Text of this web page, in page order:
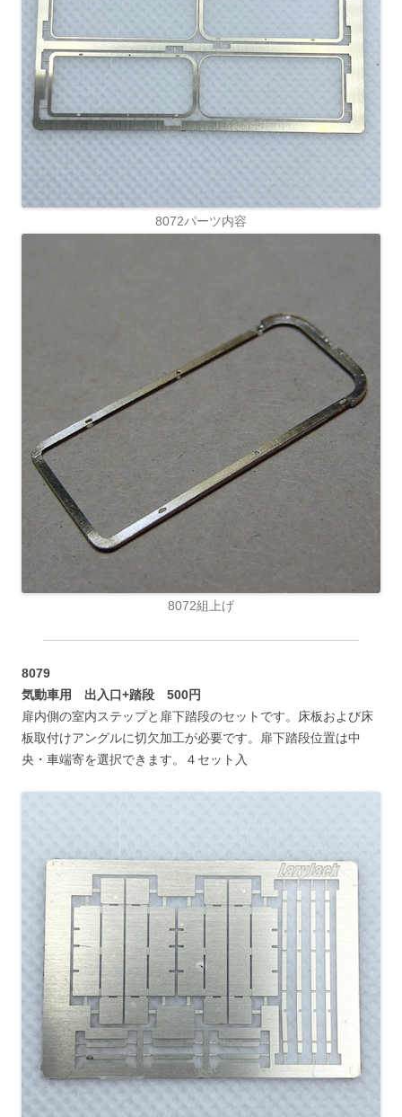
8072パーツ内容
8072組上げ
8079
気動車用 出入口+踏段 500円
扉内側の室内ステップと扉下踏段のセットです。床板および床
板取付けアングルに切欠加工が必要です。扉下踏段位置は中
央・車端寄を選択できます。４セット入